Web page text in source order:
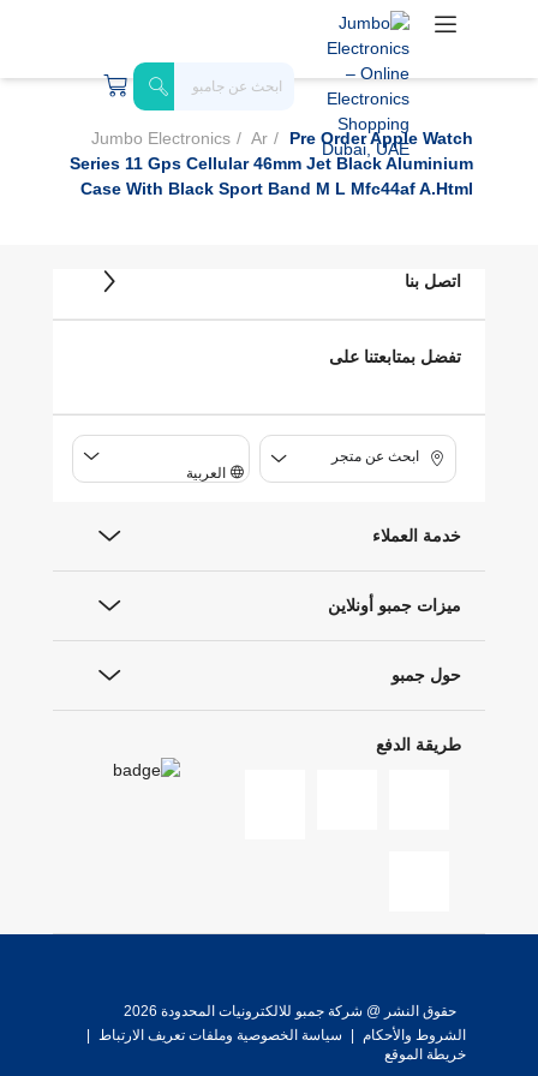
Jumbo Electronics Ar
Pre Order Apple Watch
Series 11 Gps Cellular 46mm Jet Black Aluminium
Case With Black Sport Band M L Mfc44af A.html
اتصل بنا
تفضل بمتابعتنا على
ابحث عن متجر
العربية
خدمة العملاء
ميزات جمبو أونلاين
حول جمبو
طريقة الدفع
حقوق النشر @ شركة جمبو للالكترونيات المحدودة 2026
الشروط والأحكام
سياسة الخصوصية وملفات تعريف الارتباط
خريطة الموقع